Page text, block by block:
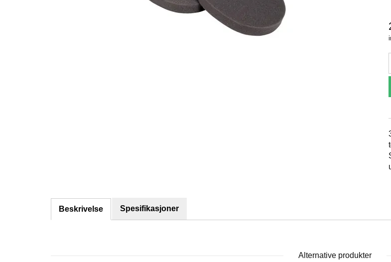
Beskrivelse Spesifikasjoner
Alternative produkter